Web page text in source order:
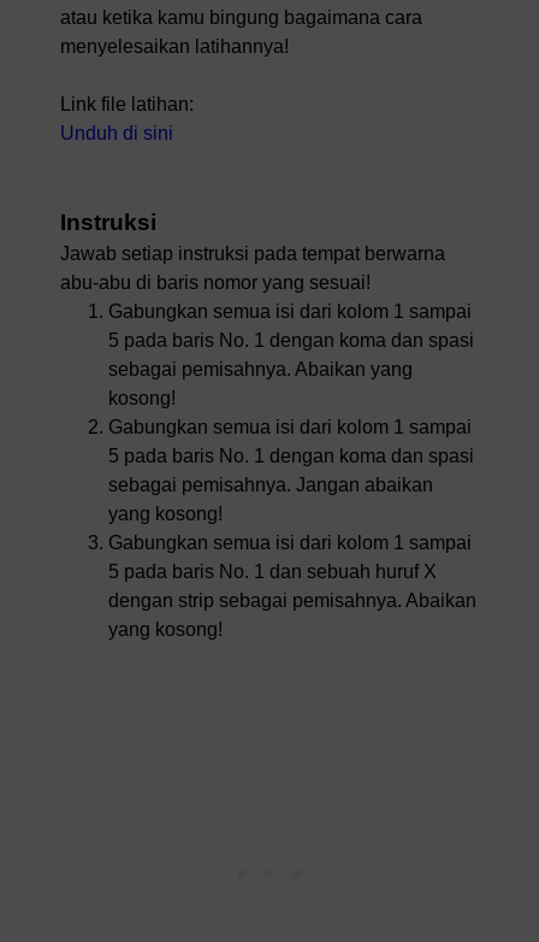
atau ketika kamu bingung bagaimana cara
menyelesaikan latihannya!
Link file latihan:
Unduh di sini
Instruksi
Jawab setiap instruksi pada tempat berwarna
abu-abu di baris nomor yang sesuai!
Gabungkan semua isi dari kolom 1 sampai
5 pada baris No. 1 dengan koma dan spasi
sebagai pemisahnya. Abaikan yang
kosong!
Gabungkan semua isi dari kolom 1 sampai
5 pada baris No. 1 dengan koma dan spasi
sebagai pemisahnya. Jangan abaikan
yang kosong!
Gabungkan semua isi dari kolom 1 sampai
5 pada baris No. 1 dan sebuah huruf X
dengan strip sebagai pemisahnya. Abaikan
yang kosong!